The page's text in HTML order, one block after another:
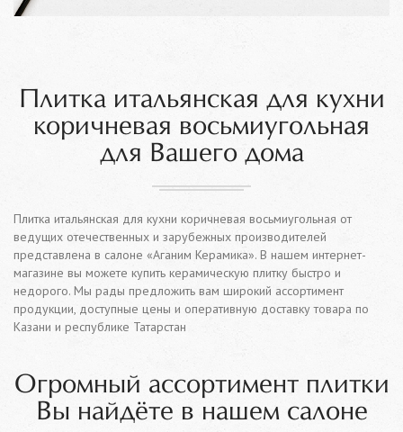
Плитка итальянская для кухни
коричневая восьмиугольная
для Вашего дома
Плитка итальянская для кухни коричневая восьмиугольная от
ведущих отечественных и зарубежных производителей
представлена в салоне «Аганим Керамика». В нашем интернет-
магазине вы можете купить керамическую плитку быстро и
недорого. Мы рады предложить вам широкий ассортимент
продукции, доступные цены и оперативную доставку товара по
Казани и республике Татарстан
Огромный ассортимент плитки
Вы найдёте в нашем салоне